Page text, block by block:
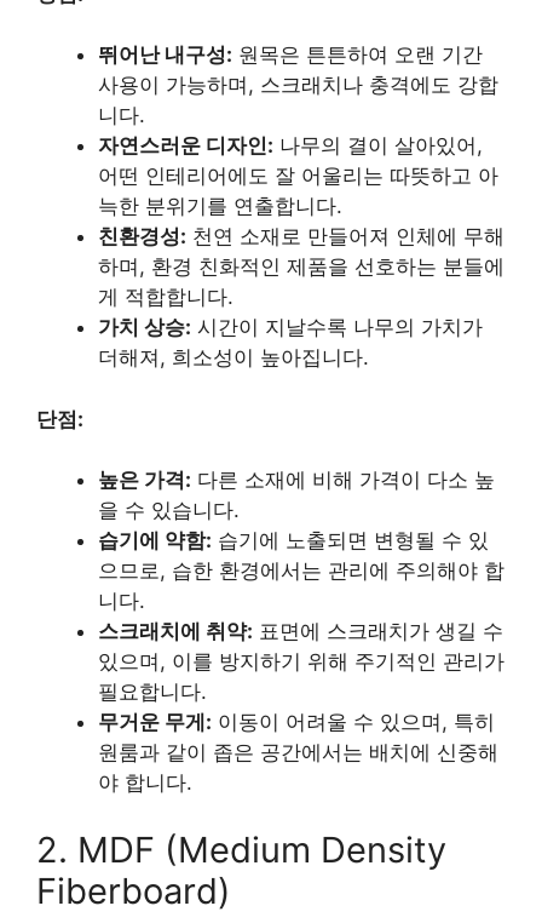
뛰어난 내구성: 원목은 튼튼하여 오랜 기간
사용이 가능하며, 스크래치나 충격에도 강합
니다.
자연스러운 디자인: 나무의 결이 살아있어,
어떤 인테리어에도 잘 어울리는 따뜻하고 아
늑한 분위기를 연출합니다.
친환경성: 천연 소재로 만들어져 인체에 무해
하며, 환경 친화적인 제품을 선호하는 분들에
게 적합합니다.
가치 상승: 시간이 지날수록 나무의 가치가
더해져, 희소성이 높아집니다.
단점:
높은 가격: 다른 소재에 비해 가격이 다소 높
을 수 있습니다.
습기에 약함: 습기에 노출되면 변형될 수 있
으므로, 습한 환경에서는 관리에 주의해야 합
니다.
스크래치에 취약: 표면에 스크래치가 생길 수
있으며, 이를 방지하기 위해 주기적인 관리가
필요합니다.
무거운 무게: 이동이 어려울 수 있으며, 특히
원룸과 같이 좁은 공간에서는 배치에 신중해
야 합니다.
2. MDF (Medium Density
Fiberboard)